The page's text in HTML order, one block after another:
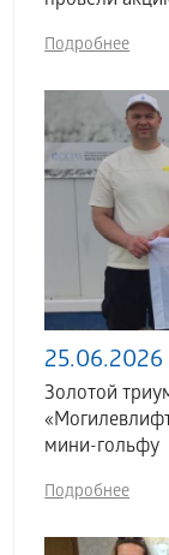
Подробнее
25.06.2026
Золотой
мини-гольфу
Подробнее